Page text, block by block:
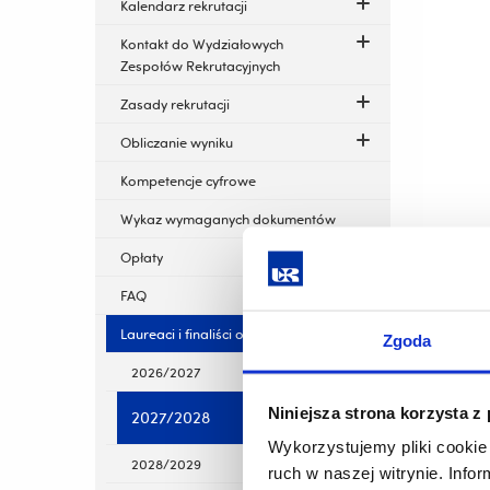
Zgoda
Niniejsza strona korzysta z
Wykorzystujemy pliki
ruch w naszej witrynie.
Kalendarz rekrutacji
Kontakt do Wydziałowych
Zespołów Rekrutacyjnych
Zasady rekrutacji
Obliczanie wyniku
Kompetencje cyfrowe
Wykaz wymaganych dokumentów
Opłaty
FAQ
Laureaci i finaliści olimpiad
2026/2027
2027/2028
2028/2029
zasad